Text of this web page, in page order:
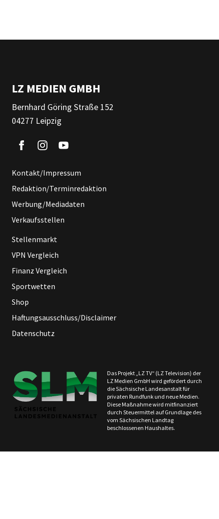
LZ MEDIEN GMBH
Bernhard Göring Straße 152
04277 Leipzig
Kontakt/Impressum
Redaktion/Terminredaktion
Werbung/Mediadaten
Verkaufsstellen
Stellenmarkt
VPN Vergleich
Finanz Vergleich
Sportwetten
Shop
Haftungsausschluss/Disclaimer
Datenschutz
Das Projekt „LZ TV“ (LZ Television) der
LZ Medien GmbH wird gefördert durch
die Sächsische Landesanstalt für
privaten Rundfunk und neue Medien.
Diese Maßnahme wird mitfinanziert
durch Steuermittel auf Grundlage des
vom Sächsischen Landtag
beschlossenen Haushaltes.